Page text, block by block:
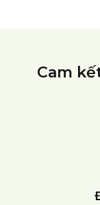
Cam